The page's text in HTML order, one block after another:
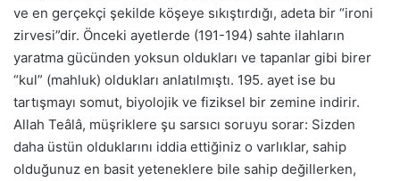
ve en gerçekçi şekilde köşeye sıkıştırdığı, adeta bir “ironi
zirvesi”dir. Önceki ayetlerde (191-194) sahte ilahların
yaratma gücünden yoksun oldukları ve tapanlar gibi birer
“kul” (mahluk) oldukları anlatılmıştı. 195. ayet ise bu
tartışmayı somut, biyolojik ve fiziksel bir zemine indirir.
Allah Teâlâ, müşriklere şu sarsıcı soruyu sorar: Sizden
daha üstün olduklarını iddia ettiğiniz o varlıklar, sahip
olduğunuz en basit yeteneklere bile sahip değillerken,